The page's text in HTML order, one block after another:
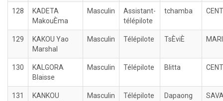
128
KADETA
MakouÈma
Masculin
Assistant-
télépilote
tchamba
129
KAKOU Yao
Marshal
Masculin Télépilote TsÈviÈ
130
KALGORA
Blaisse
Masculin Télépilote Blitta
131
KANKOU
Masculin Télépilote Dapaong